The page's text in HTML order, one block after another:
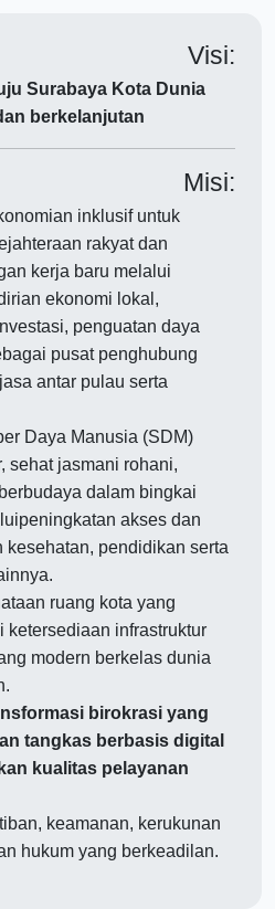
Visi:
Surabaya Kota Dunia
berkelanjutan
Misi:
inklusif untuk
rakyat dan
kerja baru melalui
ekonomi lokal,
penguatan daya
pusat penghubung
antar pulau serta
Daya Manusia (SDM)
sehat jasmani rohani,
dalam bingkai
akses dan
kesehatan, pendidikan serta
ruang kota yang
ketersediaan infrastruktur
modern berkelas dunia
birokrasi yang
tangkas berbasis digital
kualitas pelayanan
keamanan, kerukunan
hukum yang berkeadilan.